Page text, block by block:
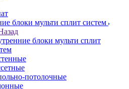
блоки мульти сплит систем
блоки мульти сплит
потолочные